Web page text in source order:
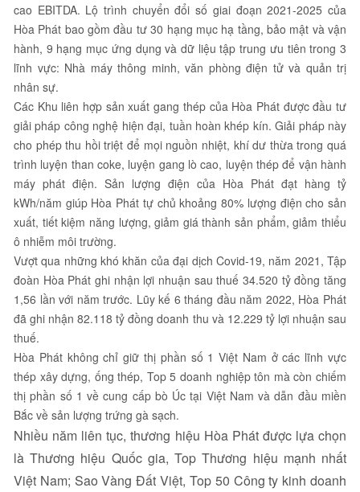
cao EBITDA. Lộ trình chuyển đổi số giai đoạn 2021-2025 của
Hòa Phát bao gồm đầu tư 30 hạng mục hạ tầng, bảo mật và vận
hành, 9 hạng mục ứng dụng và dữ liệu tập trung ưu tiên trong 3
lĩnh vực: Nhà máy thông minh, văn phòng điện tử và quản trị
nhân sự.
Các Khu liên hợp sản xuất gang thép của Hòa Phát được đầu tư
giải pháp công nghệ hiện đại, tuần hoàn khép kín. Giải pháp này
cho phép thu hồi triệt để mọi nguồn nhiệt, khí dư thừa trong quá
trình luyện than coke, luyện gang lò cao, luyện thép để vận hành
máy phát điện. Sản lượng điện của Hòa Phát đạt hàng tỷ
kWh/năm giúp Hòa Phát tự chủ khoảng 80% lượng điện cho sản
xuất, tiết kiệm năng lượng, giảm giá thành sản phẩm, giảm thiểu
ô nhiễm môi trường.
Vượt qua những khó khăn của đại dịch Covid-19, năm 2021, Tập
đoàn Hòa Phát ghi nhận lợi nhuận sau thuế 34.520 tỷ đồng tăng
1,56 lần với năm trước. Lũy kế 6 tháng đầu năm 2022, Hòa Phát
đã ghi nhận 82.118 tỷ đồng doanh thu và 12.229 tỷ lợi nhuận sau
thuế.
Hòa Phát không chỉ giữ thị phần số 1 Việt Nam ở các lĩnh vực
thép xây dựng, ống thép, Top 5 doanh nghiệp tôn mà còn chiếm
thị phần số 1 về cung cấp bò Úc tại Việt Nam và dẫn đầu miền
Bắc về sản lượng trứng gà sạch.
Nhiều năm liên tục, thương hiệu Hòa Phát được lựa chọn
là Thương hiệu Quốc gia, Top Thương hiệu mạnh nhất
Việt Nam; Sao Vàng Đất Việt, Top 50 Công ty kinh doanh